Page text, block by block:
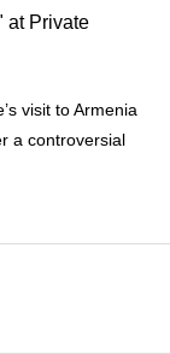
at Private
visit to Armenia
a controversial